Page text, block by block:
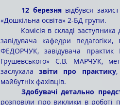
	12 березня
відбувся
«Дошкільна освіта» 2-БД групи.
завідувача кафедри
ФЕДОРЧУК, завідувача практик
Грушевського» С.В. МАРЧУК,
заслухала звіти про практику,
майбутніх фахівців.
Здобувачі детально
розповіли про виклики в роботі